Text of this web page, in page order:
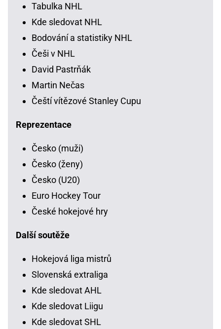
Tabulka NHL
Kde sledovat NHL
Bodování a statistiky NHL
Češi v NHL
David Pastrňák
Martin Nečas
Čeští vítězové Stanley Cupu
Reprezentace
Česko (muži)
Česko (ženy)
Česko (U20)
Euro Hockey Tour
České hokejové hry
Další soutěže
Hokejová liga mistrů
Slovenská extraliga
Kde sledovat AHL
Kde sledovat Liigu
Kde sledovat SHL